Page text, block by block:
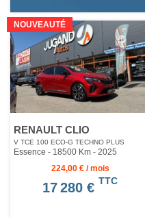
NOUVEAUTÉ
RENAULT CLIO
V TCE 100 ECO-G TECHNO PLUS
Essence - 18500 Km - 2025
224,00 € / mois
17 280 € TTC